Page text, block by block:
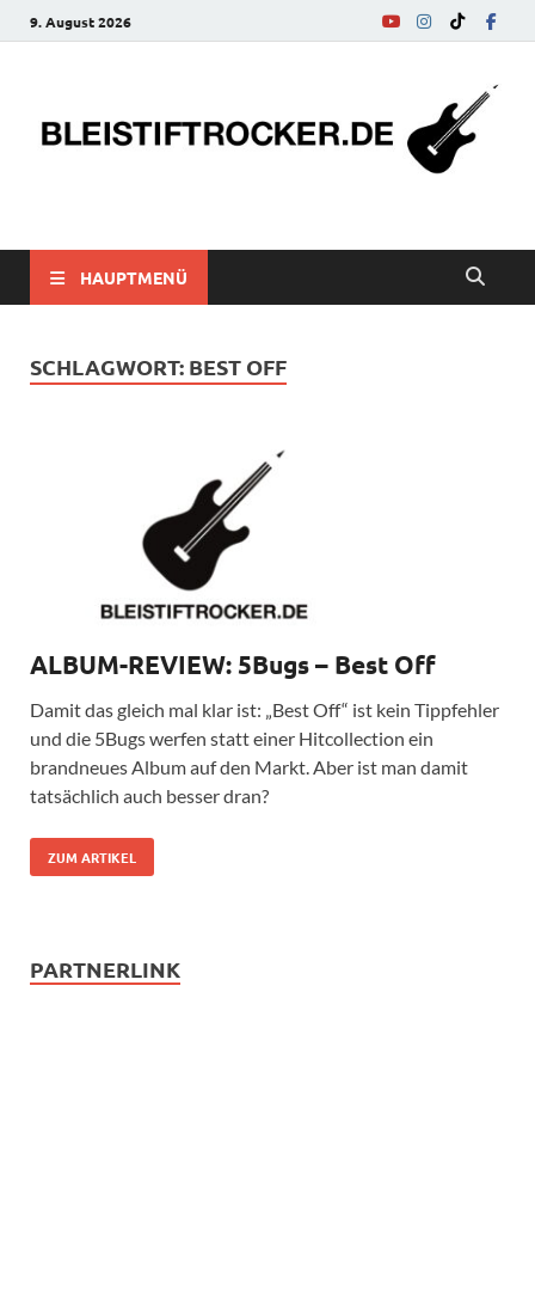
9. August 2026
bleistiftrocker.de
HAUPTMENÜ
SCHLAGWORT: BEST OFF
ALBUM-REVIEW: 5Bugs – Best Off
Damit das gleich mal klar ist: „Best Off“ ist kein Tippfehler
und die 5Bugs werfen statt einer Hitcollection ein
brandneues Album auf den Markt. Aber ist man damit
tatsächlich auch besser dran?
ZUM ARTIKEL
PARTNERLINK